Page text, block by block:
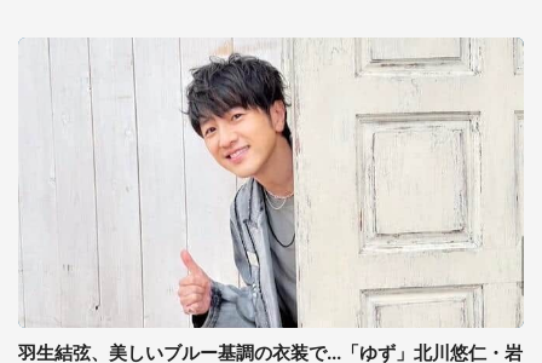
羽生結弦、美しいブルー基調の衣装で...「ゆず」北川悠仁・岩